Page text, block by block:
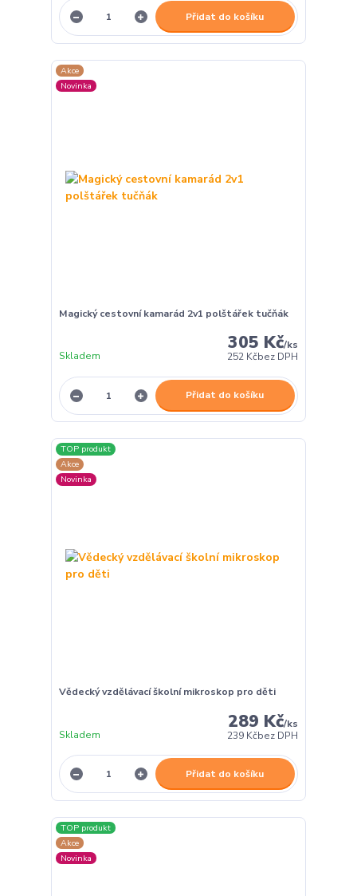
Přidat do košíku
Akce
Novinka
Magický cestovní kamarád 2v1 polštářek tučňák
305 Kč/ks
252 Kčbez DPH
Skladem
Přidat do košíku
TOP produkt
Akce
Novinka
Vědecký vzdělávací školní mikroskop pro děti
289 Kč/ks
239 Kčbez DPH
Skladem
Přidat do košíku
TOP produkt
Akce
Novinka